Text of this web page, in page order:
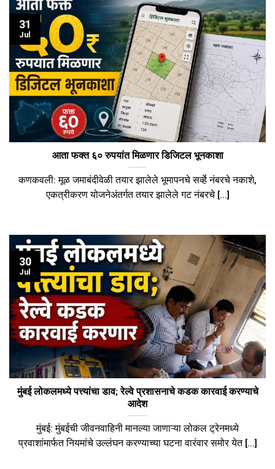
​आता फक्त ६० रुपयांत मिळणार डिजिटल भूनकाशा
कणकवली: मूळ जमाबंदीवेळी तयार झालेले भूमापनचे सर्व्हे नंबरचे नकाशे,
एकत्रीकरण योजनेअंतर्गत तयार झालेले गट नंबरचे [...]
31
Jul
मुंबई लोकलमध्ये पत्त्यांचा डाव; रेल्वे प्रशासनाचे कडक कारवाई करण्याचे
आदेश
​मुंबई: मुंबईची जीवनवाहिनी मानल्या जाणाऱ्या लोकल ट्रेनमध्ये
प्रवाशांमार्फत नियमांचे उल्लंघन करण्याच्या घटना वारंवार समोर येत [...]
30
Jul